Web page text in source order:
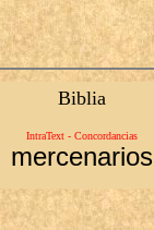
Biblia
IntraText - Concordancias
mercenarios